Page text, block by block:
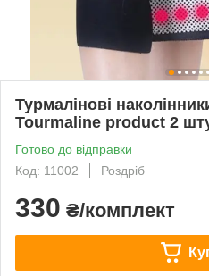
Турмалінові
Tourmaline product 2
Готово до відправки
Код: 11002
Роздріб
330 ₴/комплект